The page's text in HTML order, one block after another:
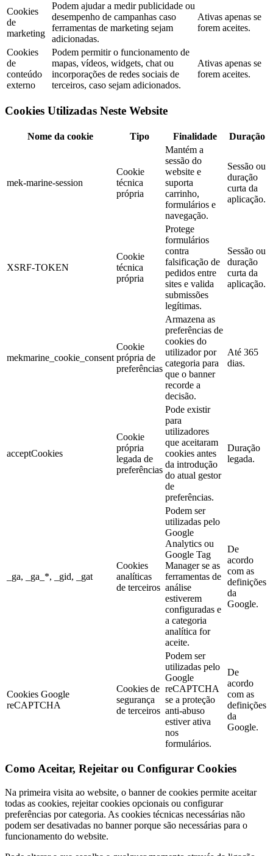
Cookies
de
marketing
Podem ajudar a medir publicidade ou
desempenho de campanhas caso
ferramentas de marketing sejam
adicionadas.
Ativas apenas se
forem aceites.
Cookies
de
conteúdo
externo
Podem permitir o funcionamento de
mapas, vídeos, widgets, chat ou
incorporações de redes sociais de
terceiros, caso sejam adicionados.
Ativas apenas se
forem aceites.
Cookies Utilizadas Neste Website
Nome da cookie Tipo Finalidade Duração
mek-marine-session
Cookie
técnica
própria
Mantém a
sessão do
website e
suporta
carrinho,
formulários e
navegação.
Sessão ou
duração
curta da
aplicação.
XSRF-TOKEN
Cookie
técnica
própria
Protege
formulários
contra
falsificação de
pedidos entre
sites e valida
submissões
legítimas.
Sessão ou
duração
curta da
aplicação.
mekmarine_cookie_consent
Cookie
própria de
preferências
Armazena as
preferências de
cookies do
utilizador por
categoria para
que o banner
recorde a
decisão.
Até 365
dias.
acceptCookies
Cookie
própria
legada de
preferências
Pode existir
para
utilizadores
que aceitaram
cookies antes
da introdução
do atual gestor
de
preferências.
Duração
legada.
_ga, _ga_*, _gid, _gat
Cookies
analíticas
de terceiros
Podem ser
utilizadas pelo
Google
Analytics ou
Google Tag
Manager se as
ferramentas de
análise
estiverem
configuradas e
a categoria
analítica for
aceite.
De
acordo
com as
definições
da
Google.
Cookies Google
reCAPTCHA
Cookies de
segurança
de terceiros
Podem ser
utilizadas pelo
Google
reCAPTCHA
se a proteção
anti-abuso
estiver ativa
nos
formulários.
De
acordo
com as
definições
da
Google.
Como Aceitar, Rejeitar ou Configurar Cookies
Na primeira visita ao website, o banner de cookies permite aceitar
todas as cookies, rejeitar cookies opcionais ou configurar
preferências por categoria. As cookies técnicas necessárias não
podem ser desativadas no banner porque são necessárias para o
funcionamento do website.